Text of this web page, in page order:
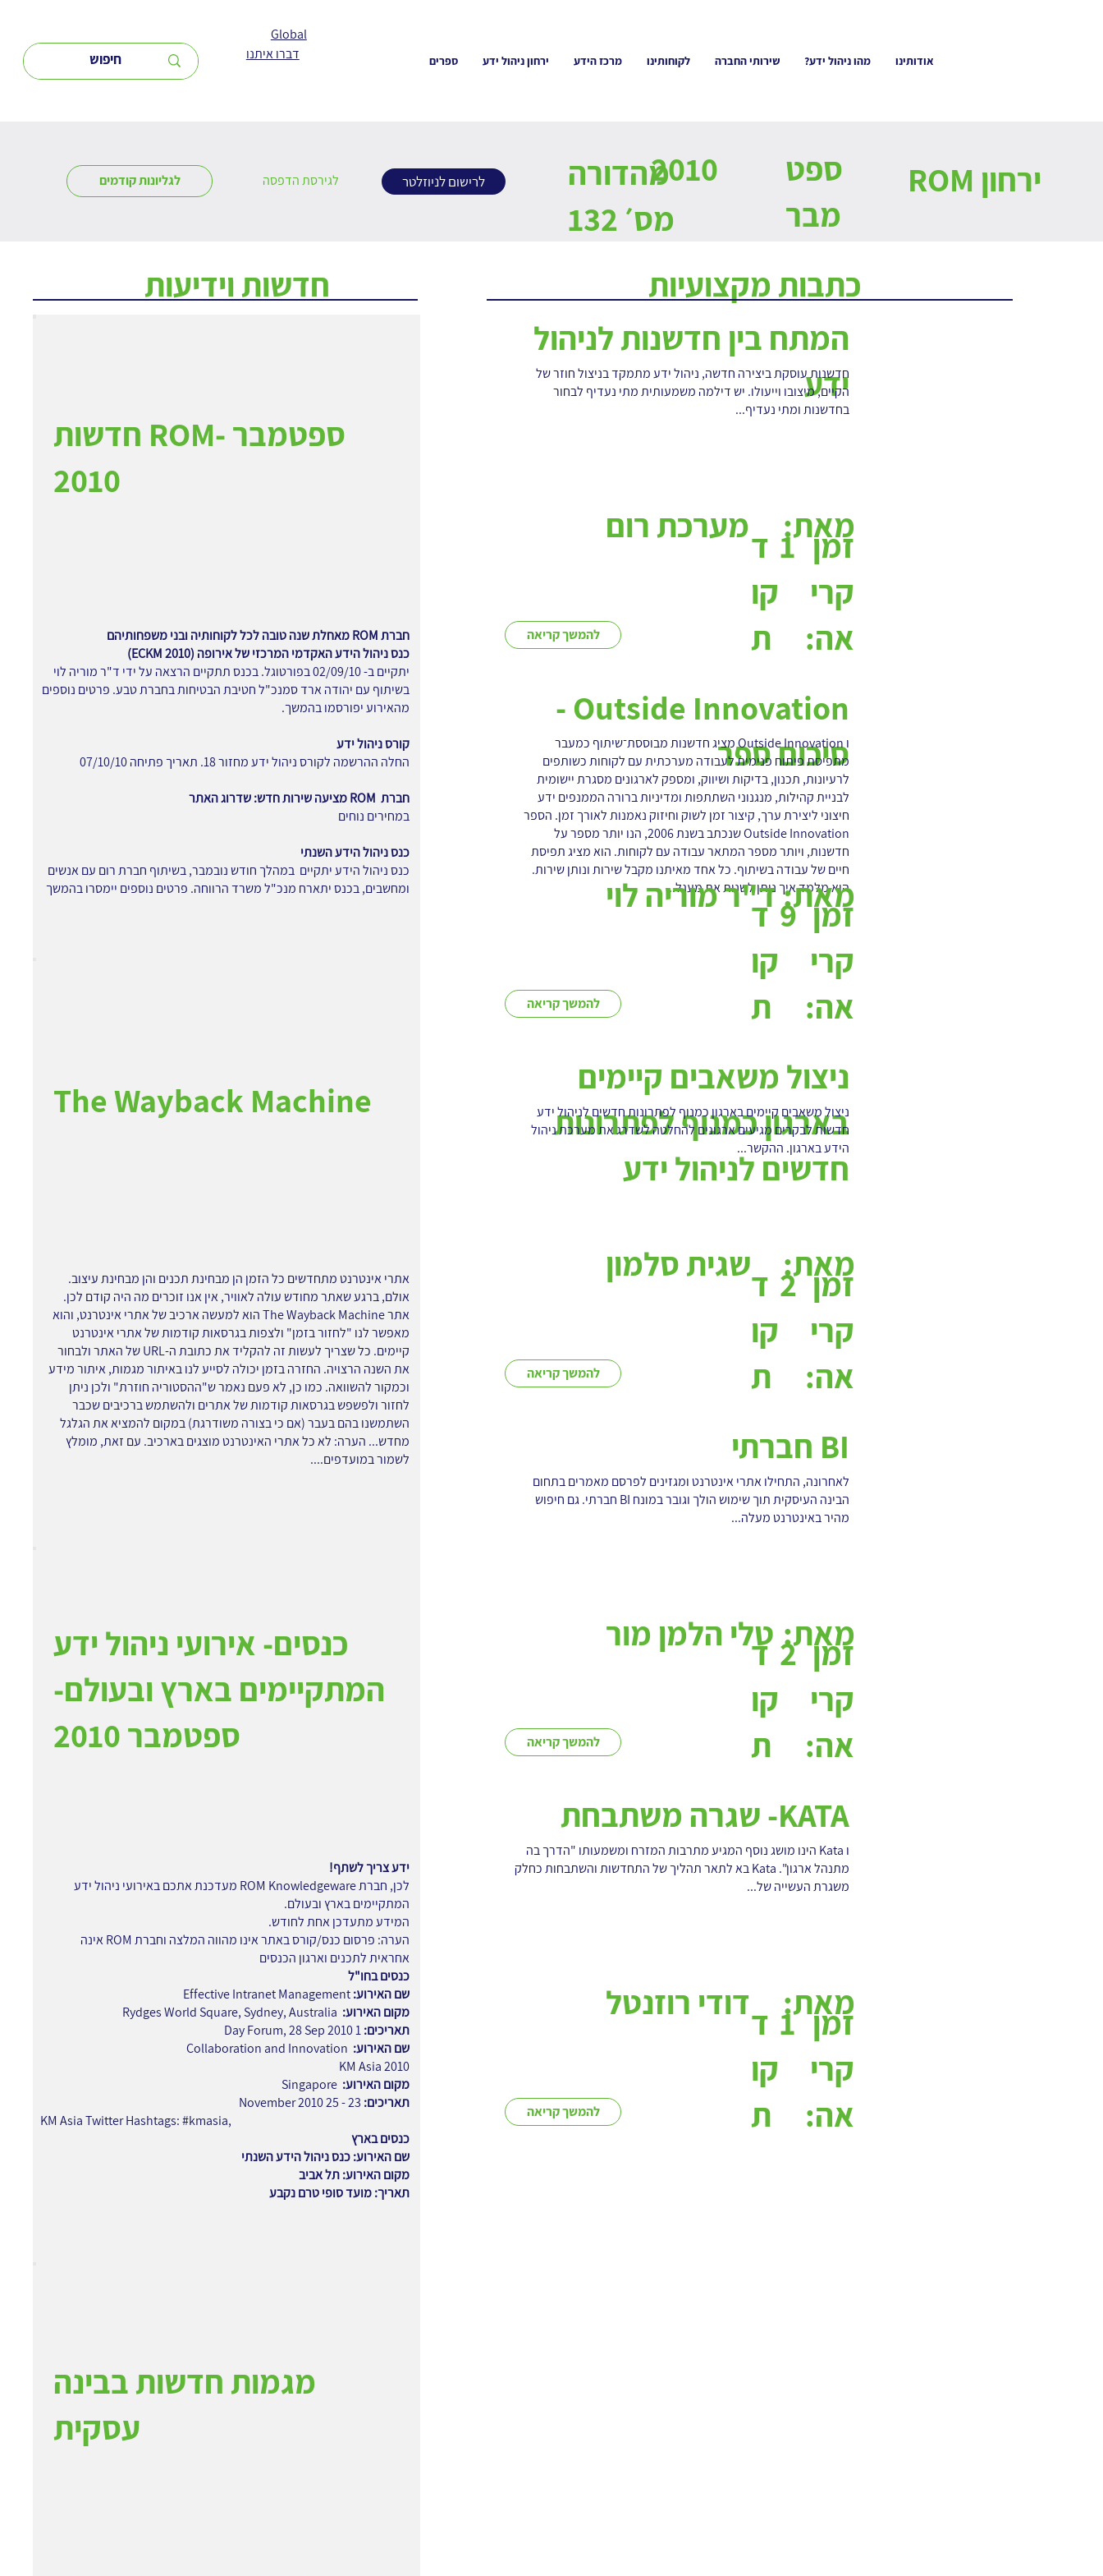
Global
אודותינו מהו ניהול ידע? שירותי החברה לקוחותינו מרכז הידע ירחון ניהול ידע ספרים דברו איתנו
ירחון ROM
מהדורה
מס׳ 132
לגליונות קודמים
ספט
מבר
2010 לגירסת הדפסה לרישום לניוזלטר
המתח בין חדשנות לניהול
ידע
חדשנות עוסקת ביצירה חדשה, ניהול ידע מתמקד בניצול חוזר של
הקיים, מיצובו וייעולו. יש דילמה משמעותית מתי נעדיף לבחור
בחדשנות ומתי נעדיף...
מערכת רום מאת:
להמשך קריאה
ד
קו
ת
זמן
קרי
אה:
1
Outside Innovation -
סיכום ספרו Outside Innovation מציג חדשנות מבוססת־שיתוף כמעבר
מתפיסת פיתוח פנימית לעבודה מערכתית עם לקוחות כשותפים
לרעיונות, תכנון, בדיקות ושיווק, ומספק לארגונים מסגרת יישומית
לבניית קהילות, מנגנוני השתתפות ומדיניות ברורה הממנפים ידע
חיצוני ליצירת ערך, קיצור זמן לשוק וחיזוק נאמנות לאורך זמן. הספר
Outside Innovation שנכתב בשנת 2006, הנו יותר מספר על
חדשנות, ויותר מספר המתאר עבודה עם לקוחות. הוא מציג תפיסת
חיים של עבודה בשיתוף. כל אחד מאיתנו מקבל שירות ונותן שירות.
הוא מלמד איך ניתן לשנות את מעגל...
ד"ר מוריה לוימאת:
להמשך קריאה
ד
קו
ת
זמן
קרי
אה:
9
ניצול משאבים קיימים
בארגון כמנוף לפתרונות
חדשים לניהול ידע
ניצול משאבים קיימים בארגון כמנוף לפתרונות חדשים לניהול ידע
חדשות לבקרים מגיעים ארגונים להחלטה לשדרג את מערכת ניהול
הידע בארגון. ההקשר...
שגית סלמון מאת:
להמשך קריאה
ד
קו
ת
זמן
קרי
אה:
2
BI חברתי
לאחרונה, התחילו אתרי אינטרנט ומגזינים לפרסם מאמרים בתחום
הבינה העיסקית תוך שימוש הולך וגובר במונח BI חברתי. גם חיפוש
מהיר באינטרנט מעלה...
טלי הלמן מור מאת:
להמשך קריאה
ד
קו
ת
זמן
קרי
אה:
2
KATA- שגרה משתבחת
ו Kata הינו מושג נוסף המגיע מתרבות המזרח ומשמעותו "הדרך בה
מתנהל ארגון". Kata בא לתאר תהליך של התחדשות והשתבחות כחלק
משגרת העשייה של...
דודי רוזנטל מאת:
להמשך קריאה
ד
קו
ת
זמן
קרי
אה:
1
כתבות מקצועיות חדשות וידיעות
חדשות ROM- ספטמבר
2010
חברת ROM מאחלת שנה טובה לכל לקוחותיה ובני משפחותיהם
כנס ניהול הידע האקדמי המרכזי של אירופה (ECKM 2010)
יתקיים ב- 02/09/10 בפורטוגל. בכנס תתקיים הרצאה על ידי ד"ר מוריה לוי
בשיתוף עם יהודה ארד סמנכ"ל חטיבת הבטיחות בחברת טבע. פרטים נוספים
מהאירוע יפורסמו בהמשך.
קורס ניהול ידע
החלה ההרשמה לקורס ניהול ידע מחזור 18. תאריך פתיחה 07/10/10
חברת ROM מציעה שירות חדש:
שדרוג האתר
במחירים נוחים
כנס ניהול הידע השנתי
כנס ניהול הידע יתקיים במהלך חודש נובמבר, בשיתוף חברת רום עם אנשים
ומחשבים, בכנס יתארח מנכ"ל משרד הרווחה. פרטים נוספים יימסרו בהמשך
The Wayback Machine
אתרי אינטרנט מתחדשים כל הזמן הן מבחינת תכנים והן מבחינת עיצוב.
אולם, ברגע שאתר מחודש עולה לאוויר, אין אנו זוכרים מה היה קודם לכן.
אתר The Wayback Machine הוא למעשה ארכיב של אתרי אינטרנט, והוא
מאפשר לנו "לחזור בזמן" ולצפות בגרסאות קודמות של אתרי אינטרנט
קיימים. כל שצריך לעשות זה להקליד את כתובת ה-URL של האתר ולבחור
את השנה הרצויה. החזרה בזמן יכולה לסייע לנו באיתור מגמות, איתור מידע
וכמקור להשוואה. כמו כן, לא פעם נאמר ש"ההסטוריה חוזרת" ולכן ניתן
לחזור ולפשפש בגרסאות קודמות של אתרים ולהשתמש ברכיבים שכבר
השתמשנו בהם בעבר (אם כי בצורה משודרגת) במקום להמציא את הגלגל
מחדש... הערה: לא כל אתרי האינטרנט מוצגים בארכיב. עם זאת, מומלץ
לשמור במועדפים....
כנסים- אירועי ניהול ידע
המתקיימים בארץ ובעולם-
ספטמבר 2010
ידע צריך לשתף!
לכן, חברת ROM Knowledgeware מעדכנת אתכם באירועי ניהול ידע
המתקיימים בארץ ובעולם.
המידע מתעדכן אחת לחודש.
הערה: פרסום כנס/קורס באתר אינו מהווה המלצה וחברת ROM אינה
אחראית לתכנים וארגון הכנסים
כנסים בחו"ל
שם האירוע:
מקום האירוע:
תאריכים:
שם האירוע: Collaboration and Innovation
KM Asia 2010
מקום האירוע:
תאריכים:
KM Asia Twitter Hashtags: #kmasia,
כנסים בארץ
שם האירוע: כנס ניהול הידע השנתי
מקום האירוע: תל אביב
תאריך: מועד סופי טרם נקבע
מגמות חדשות בבינה
עסקית